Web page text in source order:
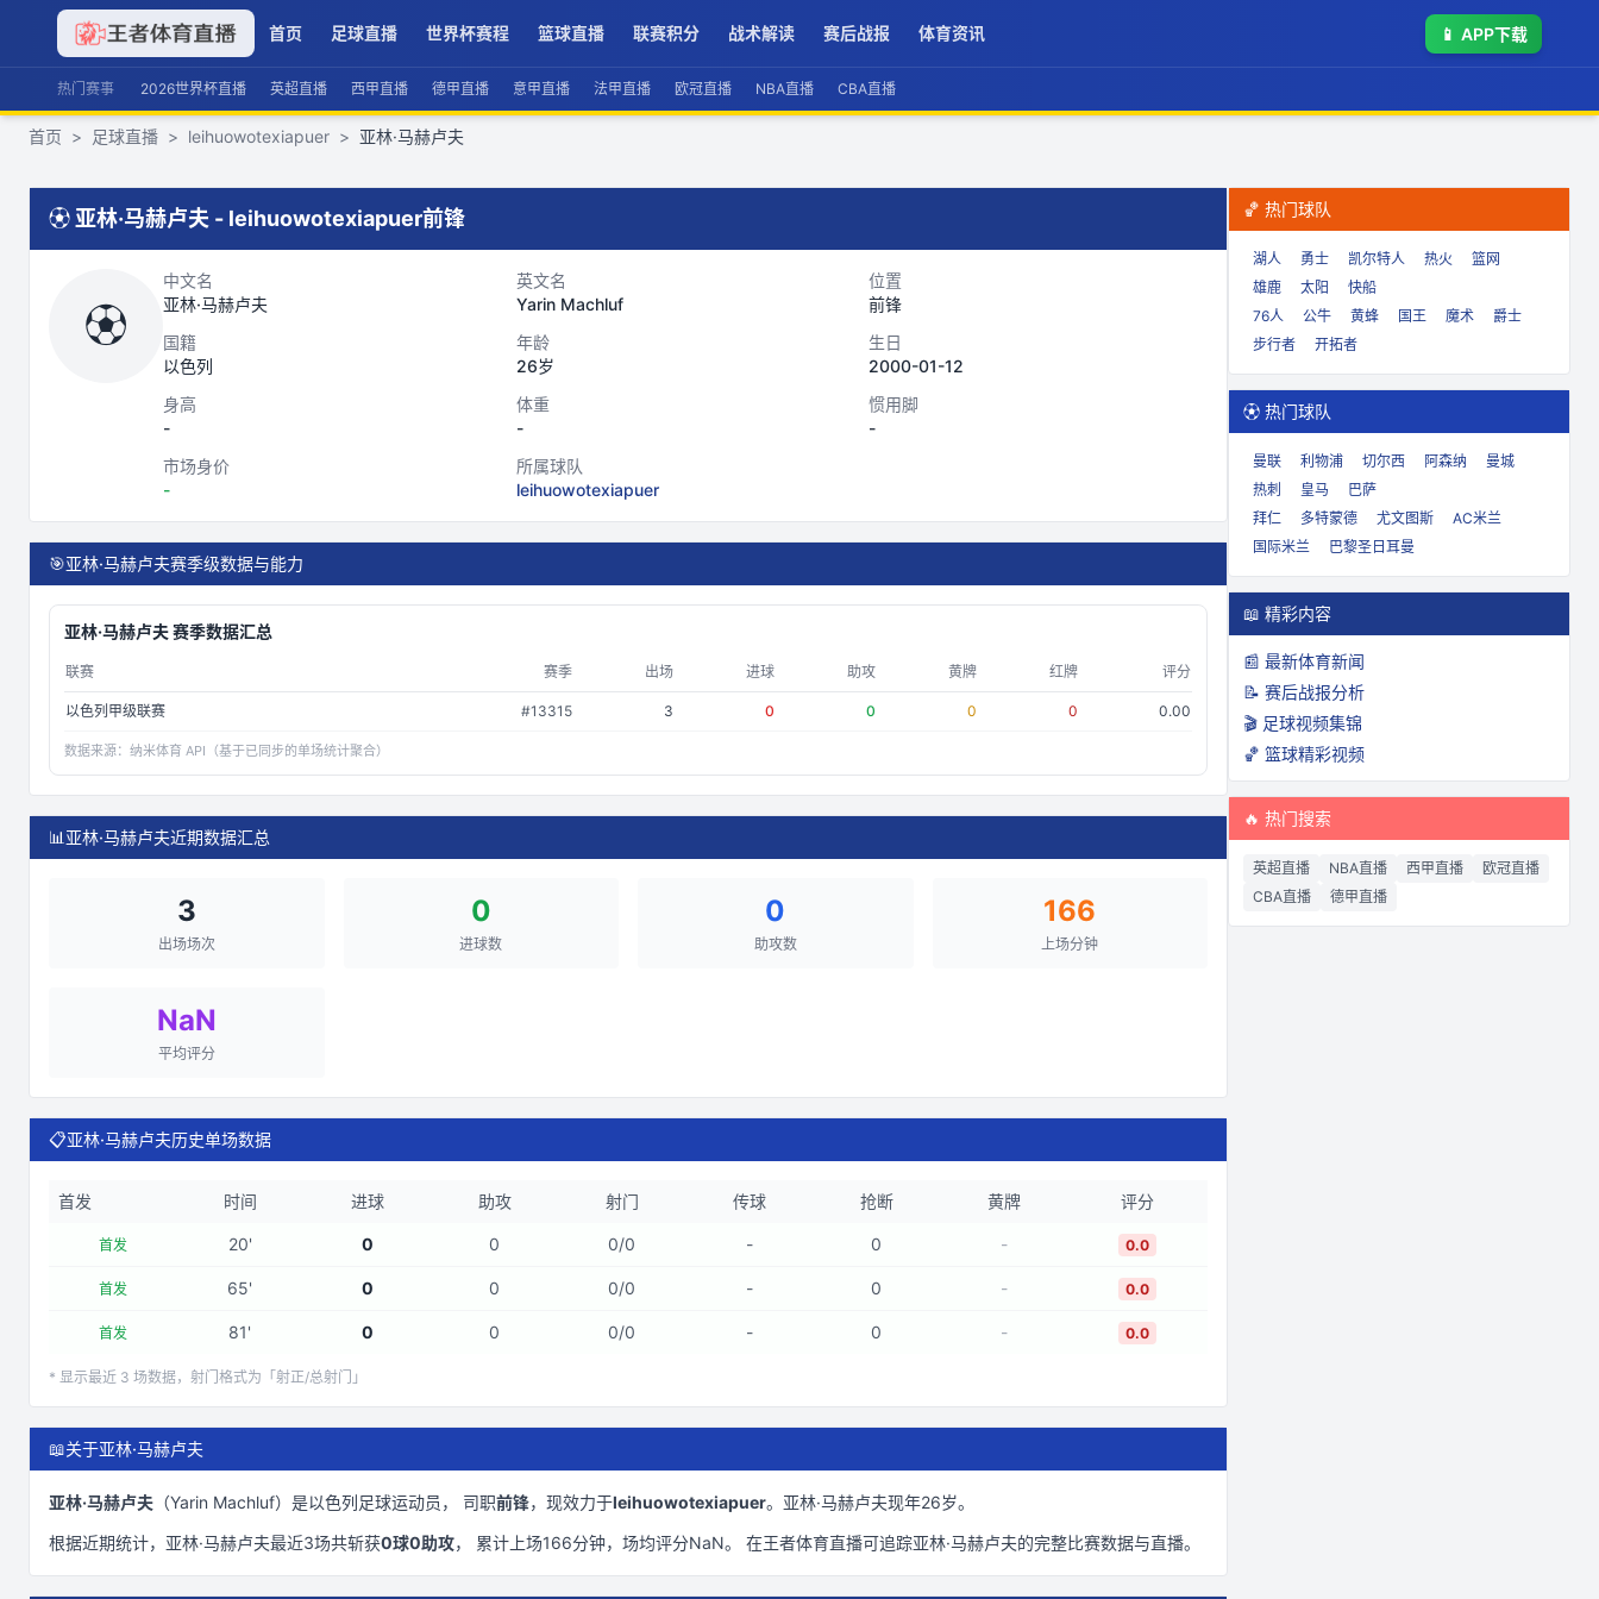
首页 足球直播 世界杯赛程 篮球直播 联赛积分 战术解读 赛后战报 体育资讯 📱 APP下载
热门赛事 2026世界杯直播 英超直播 西甲直播 德甲直播 意甲直播 法甲直播 欧冠直播 NBA直播 CBA直播
首页 > 足球直播 > leihuowotexiapuer > 亚林·马赫卢夫
⚽ 亚林·马赫卢夫 - leihuowotexiapuer前锋
⚽
中文名
亚林·马赫卢夫
英文名
Yarin Machluf
位置
前锋
国籍
以色列
年龄
26岁
生日
2000-01-12
身高
-
体重
-
惯用脚
-
市场身价
-
所属球队
leihuowotexiapuer
🎯亚林·马赫卢夫赛季级数据与能力
亚林·马赫卢夫赛季数据汇总
联赛 赛季 出场 进球 助攻 黄牌 红牌 评分
以色列甲级联赛 #13315 3 0 0 0 0 0.00
数据来源： 纳米体育 API（基于已同步的单场统计聚合）
📊 亚林·马赫卢夫近期数据汇总
3
出场场次
0
进球数
0
助攻数
166
上场分钟
NaN
平均评分
📋亚林·马赫卢夫历史单场数据
首发 时间 进球 助攻 射门 传球 抢断 黄牌 评分
首发 20' 0 0 0/0 - 0 - 0.0
首发 65' 0 0 0/0 - 0 - 0.0
首发 81' 0 0 0/0 - 0 - 0.0
* 显示最近 3 场数据，射门格式为「射正/总射门」
📖关于亚林·马赫卢夫
亚林·马赫卢夫 （Yarin Machluf）是以色列足球运动员， 司职前锋，现效力于leihuowotexiapuer。 亚林·马赫卢夫现年26岁。
根据近期统计， 亚林·马赫卢夫最近3场共斩获0球0助攻， 累计上场166分钟，场均评分NaN。 在王者体育直播可追踪亚林·马赫卢夫的完整比赛数据与直播。
🏀 热门球队
湖人 勇士 凯尔特人 热火
篮网
雄鹿
太阳
快船
76人
公牛 黄蜂 国王 魔术
爵士
步行者
开拓者
⚽ 热门球队
曼联 利物浦 切尔西 阿森纳
曼城
热刺
皇马
巴萨
拜仁
多特蒙德 尤文图斯
AC米兰
国际米兰
巴黎圣日耳曼
📖 精彩内容
📰 最新体育新闻
📝 赛后战报分析
🎬 足球视频集锦
🏀 篮球精彩视频
🔥 热门搜索
英超直播 NBA直播 西甲直播
欧冠直播
CBA直播
德甲直播